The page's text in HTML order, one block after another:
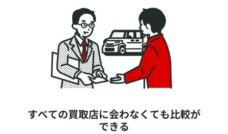
すべての買取店に会わなくても比較が
できる